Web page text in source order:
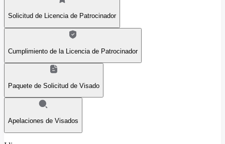
Solicitud de Licencia de Patrocinador
Cumplimiento de la Licencia de Patrocinador
Paquete de Solicitud de Visado
Apelaciones de Visados